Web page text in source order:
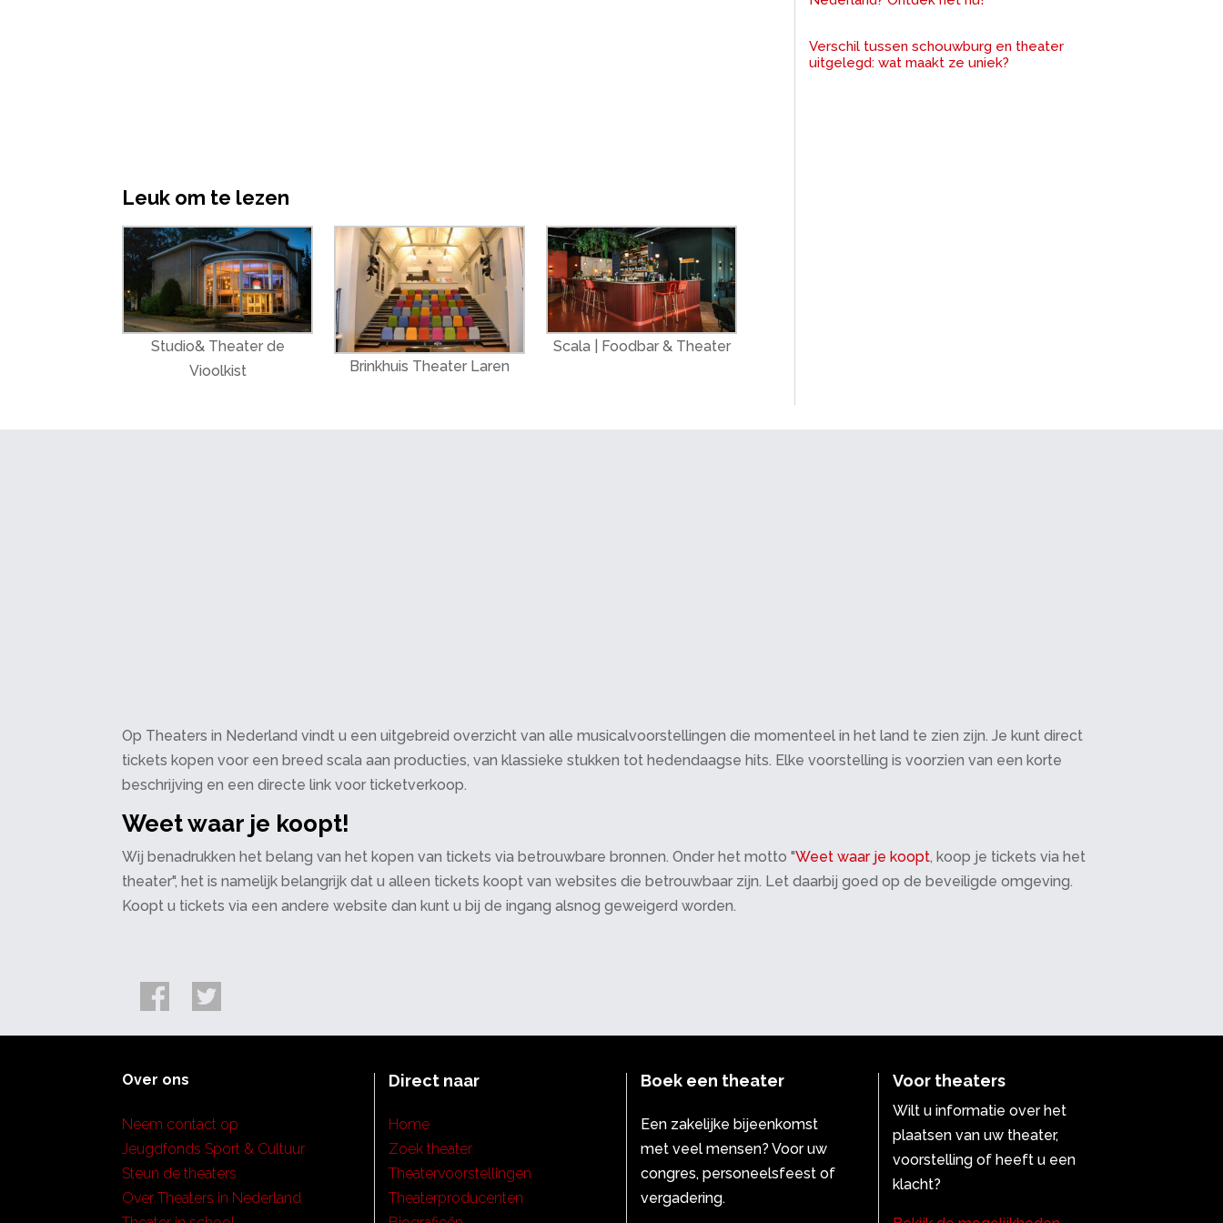
Leuk om te lezen
Studio& Theater de
Vioolkist
Brinkhuis Theater Laren
Scala | Foodbar & Theater
Verschil tussen schouwburg en theater
uitgelegd: wat maakt ze uniek?
Op Theaters in Nederland vindt u een uitgebreid overzicht van alle musicalvoorstellingen die momenteel in het land te zien zijn. Je kunt direct
tickets kopen voor een breed scala aan producties, van klassieke stukken tot hedendaagse hits. Elke voorstelling is voorzien van een korte
beschrijving en een directe link voor ticketverkoop.
Weet waar je koopt!
Wij benadrukken het belang van het kopen van tickets via betrouwbare bronnen. Onder het motto "Weet waar je koopt, koop je tickets via het
theater", het is namelijk belangrijk dat u alleen tickets koopt van websites die betrouwbaar zijn. Let daarbij goed op de beveiligde omgeving.
Koopt u tickets via een andere website dan kunt u bij de ingang alsnog geweigerd worden.
Over ons
Neem contact op
Jeugdfonds Sport & Cultuur
Steun de theaters
Over Theaters in Nederland
Direct naar
Home
Zoek theater
Theatervoorstellingen
Theaterproducenten
Boek een theater
Een zakelijke bijeenkomst
met veel mensen? Voor uw
congres, personeelsfeest of
vergadering.
Voor theaters
Wilt u informatie over het
plaatsen van uw theater,
voorstelling of heeft u een
klacht?